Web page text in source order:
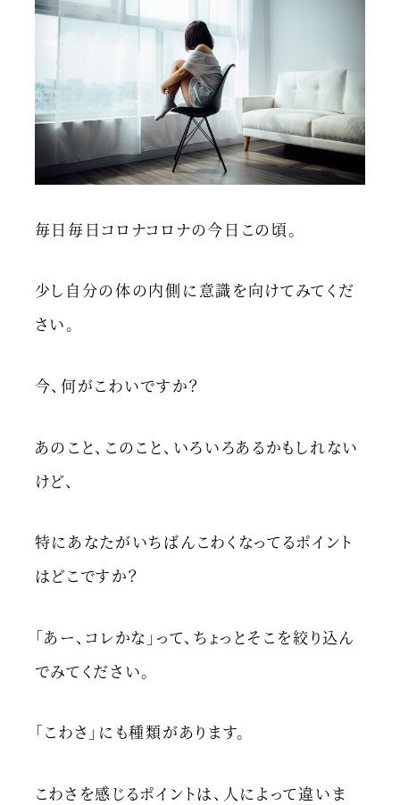
毎日毎日コロナコロナの今日この頃。
少し自分の体の内側に意識を向けてみてくだ
さい。
今、何がこわいですか？
あのこと、このこと、いろいろあるかもしれない
けど、
特にあなたがいちばんこわくなってるポイント
はどこですか？
「あー、コレかな」って、ちょっとそこを絞り込ん
でみてください。
「こわさ」にも種類があります。
こわさを感じるポイントは、人によって違いま